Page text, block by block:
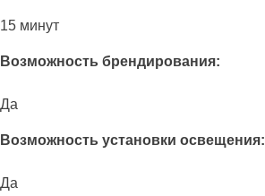
15 минут
Возможность брендирования:
Да
Возможность установки освещения:
Да